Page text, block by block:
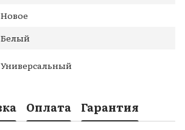
Новое
Белый
Универсальный
Оплата Гарантия